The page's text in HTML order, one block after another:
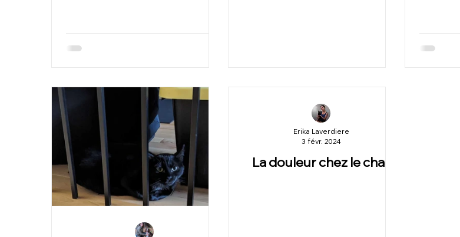
La douleur chez le chat
Erika Laverdiere
3 févr. 2024